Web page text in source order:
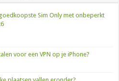
Sim Only met onbeperkt
voor een VPN op je iPhone?